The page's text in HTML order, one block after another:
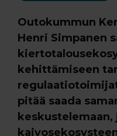
Outokummun
Henri Simpanen
kehittämiseen
pitää saada